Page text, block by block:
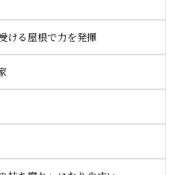
ける屋根で力を発揮